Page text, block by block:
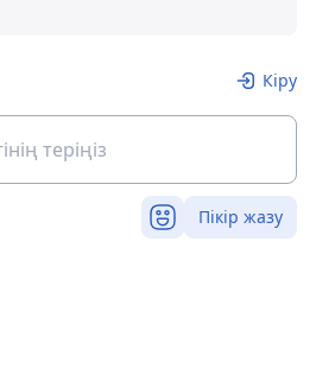
Кіру
Пікір жазу